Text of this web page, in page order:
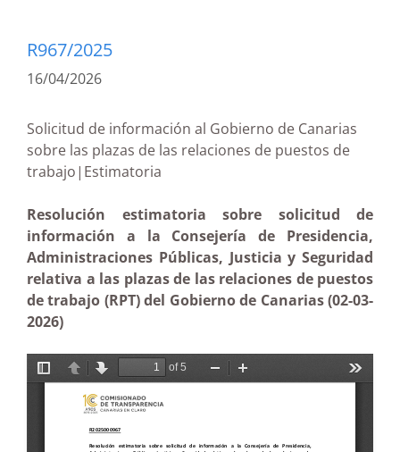
R967/2025
16/04/2026
Solicitud de información al Gobierno de Canarias
sobre las plazas de las relaciones de puestos de
trabajo|Estimatoria
Resolución estimatoria sobre solicitud de
información a la Consejería de Presidencia,
Administraciones Públicas, Justicia y Seguridad
relativa a las plazas de las relaciones de puestos
de trabajo (RPT) del Gobierno de Canarias (02-03-
2026)